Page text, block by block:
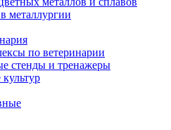
металлургии
по ветеринарии
стенды и тренажеры